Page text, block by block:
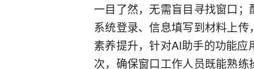
一目了然，无需盲目寻找窗口
系统登录、信息填写到材料上
素养提升，针对AI助手的功能
次，确保窗口工作人员既能熟练